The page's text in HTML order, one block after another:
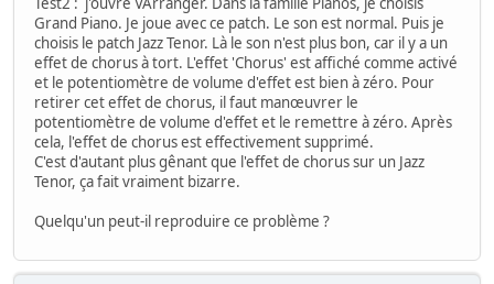
Grand Piano. Je joue avec ce patch. Le son est normal. Puis je
choisis le patch Jazz Tenor. Là le son n'est plus bon, car il y a un
effet de chorus à tort. L'effet 'Chorus' est affiché comme activé
et le potentiomètre de volume d'effet est bien à zéro. Pour
retirer cet effet de chorus, il faut manœuvrer le
potentiomètre de volume d'effet et le remettre à zéro. Après
cela, l'effet de chorus est effectivement supprimé.
C'est d'autant plus gênant que l'effet de chorus sur un Jazz
Tenor, ça fait vraiment bizarre.
Quelqu'un peut-il reproduire ce problème ?